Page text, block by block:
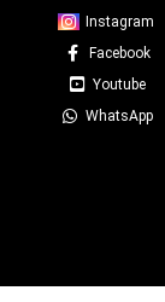
Instagram
Facebook
Youtube
WhatsApp